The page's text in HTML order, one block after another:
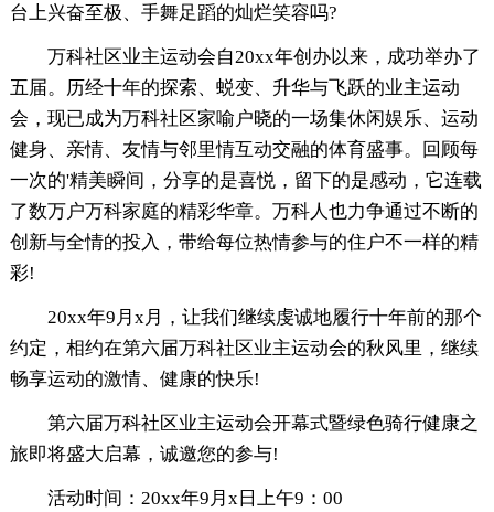
台上兴奋至极、手舞足蹈的灿烂笑容吗?
万科社区业主运动会自20xx年创办以来，成功举办了
五届。历经十年的探索、蜕变、升华与飞跃的业主运动
会，现已成为万科社区家喻户晓的一场集休闲娱乐、运动
健身、亲情、友情与邻里情互动交融的体育盛事。回顾每
一次的'精美瞬间，分享的是喜悦，留下的是感动，它连载
了数万户万科家庭的精彩华章。万科人也力争通过不断的
创新与全情的投入，带给每位热情参与的住户不一样的精
彩!
20xx年9月x月，让我们继续虔诚地履行十年前的那个
约定，相约在第六届万科社区业主运动会的秋风里，继续
畅享运动的激情、健康的快乐!
第六届万科社区业主运动会开幕式暨绿色骑行健康之
旅即将盛大启幕，诚邀您的参与!
活动时间：20xx年9月x日上午9：00